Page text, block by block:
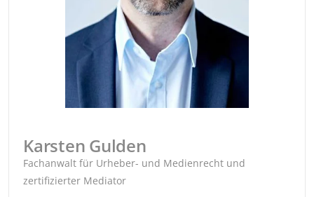
Karsten Gulden
Fachanwalt für Urheber- und Medienrecht und
zertifizierter Mediator